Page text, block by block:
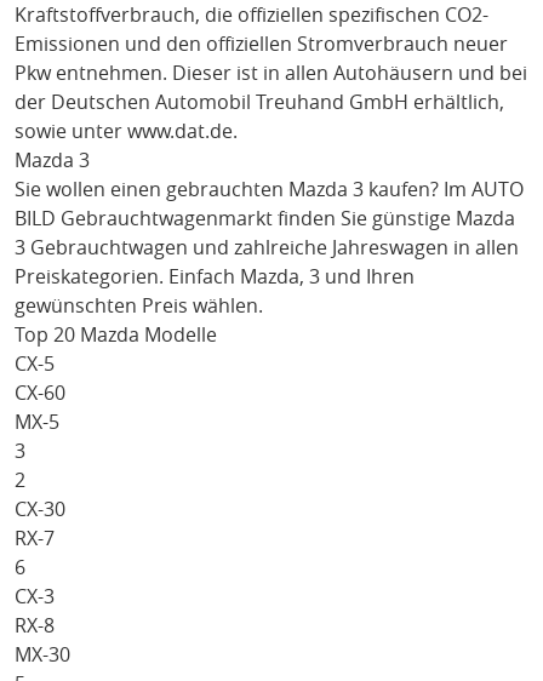
Kraftstoffverbrauch, die offiziellen spezifischen CO2-
Emissionen und den offiziellen Stromverbrauch neuer
Pkw entnehmen. Dieser ist in allen Autohäusern und bei
der Deutschen Automobil Treuhand GmbH erhältlich,
sowie unter www.dat.de.
Mazda 3
Sie wollen einen gebrauchten Mazda 3 kaufen? Im AUTO
BILD Gebrauchtwagenmarkt finden Sie günstige Mazda
3 Gebrauchtwagen und zahlreiche Jahreswagen in allen
Preiskategorien. Einfach Mazda, 3 und Ihren
gewünschten Preis wählen.
Top 20 Mazda Modelle
CX-5
CX-60
MX-5
3
2
CX-30
RX-7
6
CX-3
RX-8
MX-30